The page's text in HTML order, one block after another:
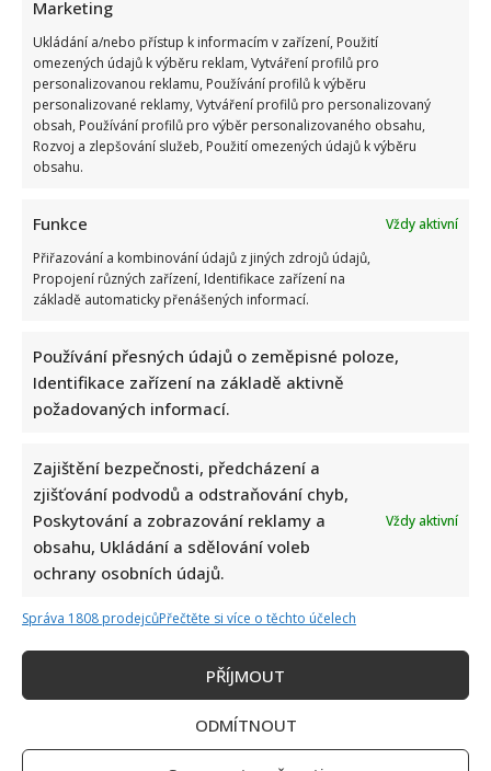
Marketing
Ukládání a/nebo přístup k informacím v zařízení, Použití
omezených údajů k výběru reklam, Vytváření profilů pro
personalizovanou reklamu, Používání profilů k výběru
personalizované reklamy, Vytváření profilů pro personalizovaný
obsah, Používání profilů pro výběr personalizovaného obsahu,
Rozvoj a zlepšování služeb, Použití omezených údajů k výběru
obsahu.
Funkce
Vždy aktivní
Přiřazování a kombinování údajů z jiných zdrojů údajů,
Propojení různých zařízení, Identifikace zařízení na
základě automaticky přenášených informací.
Používání přesných údajů o zeměpisné poloze,
Identifikace zařízení na základě aktivně
požadovaných informací.
Zajištění bezpečnosti, předcházení a
zjišťování podvodů a odstraňování chyb,
Poskytování a zobrazování reklamy a
obsahu, Ukládání a sdělování voleb
ochrany osobních údajů.
Vždy aktivní
Správa 1808 prodejcůPřečtěte si více o těchto účelech
PŘÍJMOUT
ODMÍTNOUT